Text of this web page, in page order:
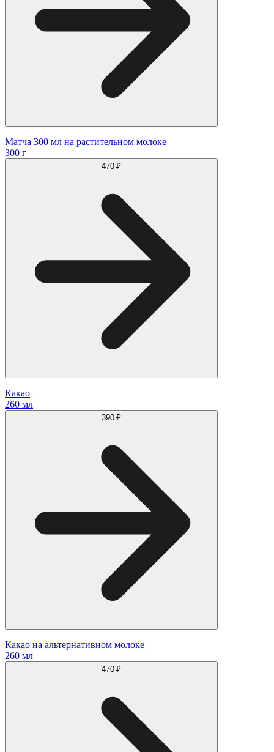
Матча 300 мл на растительном молоке
300 г
470 ₽
Какао
260 мл
390 ₽
Какао на альтернативном молоке
260 мл
470 ₽